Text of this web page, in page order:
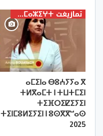
تمازيغت ⵜⴰⵎⴰⵣⵉⵖⵜ
ⴰⵎⵉⵏⴰ ⴱⵓⵄⵢⵢⴰ ⴳ
ⵜⵍⴳⴰⵎⵜ ⵏ ⵜⵡⵜⵎⵉⵏ
ⵜⵉⴼⵔⵉⵇⵉⵢⵉⵏ
ⵜⵉⵏⵎⵓⵍⵉⵢⵉⵏ ⵏ ⵓⵙⴳⴳⵯⴰⵙ
2025